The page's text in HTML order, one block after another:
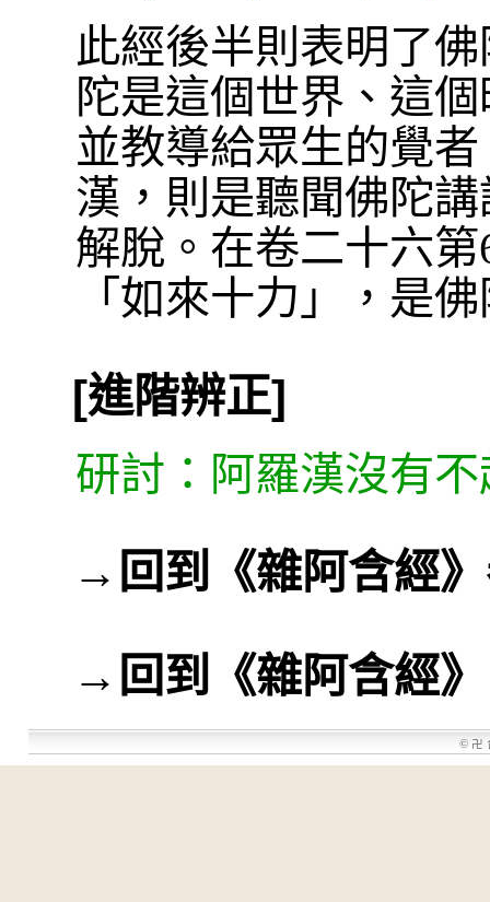
此經後半則表明了
陀是這個世界、這
並教導給眾生的覺
漢，則是聽聞佛陀
解脫。在卷二十六
「如來十力」，是
[進階辨正]
研討：阿羅漢沒有
→ 回到《雜阿含經
→ 回到《雜阿含經》
© 卍